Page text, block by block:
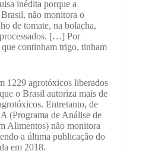
inédita porque a
não monitora o
de tomate, na bolacha,
[…] Por
que continham trigo, tinham
1229 agrotóxicos liberados
o Brasil autoriza mais de
Entretanto, de
(Programa de Análise de
Alimentos) não monitora
a última publicação do
em 2018.